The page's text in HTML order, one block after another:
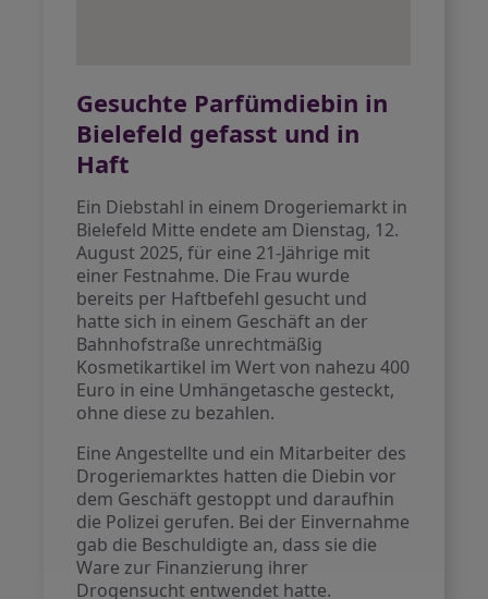
Gesuchte Parfümdiebin in
Bielefeld gefasst und in
Haft
Ein Diebstahl in einem Drogeriemarkt in
Bielefeld Mitte endete am Dienstag, 12.
August 2025, für eine 21-Jährige mit
einer Festnahme. Die Frau wurde
bereits per Haftbefehl gesucht und
hatte sich in einem Geschäft an der
Bahnhofstraße unrechtmäßig
Kosmetikartikel im Wert von nahezu 400
Euro in eine Umhängetasche gesteckt,
ohne diese zu bezahlen.
Eine Angestellte und ein Mitarbeiter des
Drogeriemarktes hatten die Diebin vor
dem Geschäft gestoppt und daraufhin
die Polizei gerufen. Bei der Einvernahme
gab die Beschuldigte an, dass sie die
Ware zur Finanzierung ihrer
Drogensucht entwendet hatte.